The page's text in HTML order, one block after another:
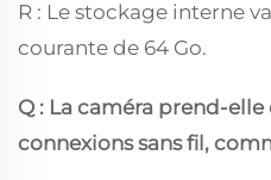
R : Le stockage interne
courante de 64 Go.
Q : La caméra prend-elle
connexions sans fil,